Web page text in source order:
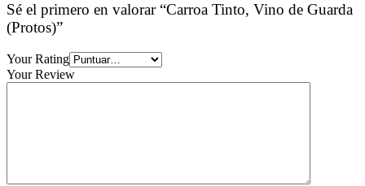
Sé el primero en valorar “Carroa Tinto, Vino de Guarda
(Protos)”
Your Rating
Your Review